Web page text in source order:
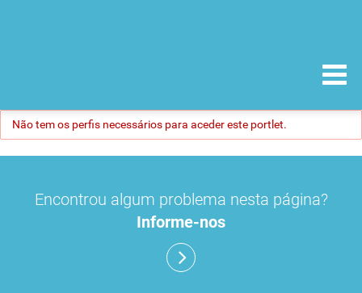
Não tem os perfis necessários para aceder este portlet.
Encontrou algum problema nesta página?
Informe-nos